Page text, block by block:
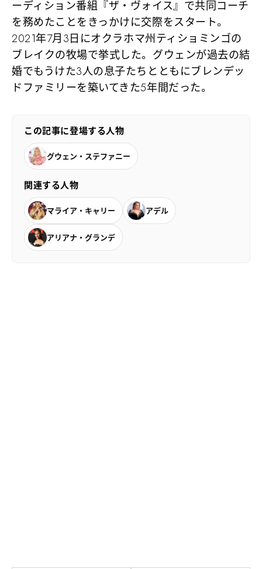
ーディション番組『ザ・ヴォイス』で共同コーチ
を務めたことをきっかけに交際をスタート。
2021年7月3日にオクラホマ州ティショミンゴの
ブレイクの牧場で挙式した。グウェンが過去の結
婚でもうけた3人の息子たちとともにブレンデッ
ドファミリーを築いてきた5年間だった。
この記事に登場する人物
グウェン・ステファニー
関連する人物
マライア・キャリー アデル
アリアナ・グランデ